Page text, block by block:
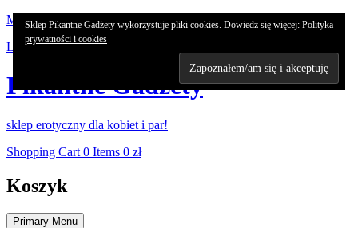
Skip
content
My Account
Login / Signup
Pikantne Gadżety
sklep erotyczny dla kobiet i par!
Shopping Cart 0 Items 0 zł
Koszyk
Primary Menu
Sklep Pikantne Gadżety wykorzystuje pliki cookies. Dowiedz się więcej: Polityka
prywatności i cookies